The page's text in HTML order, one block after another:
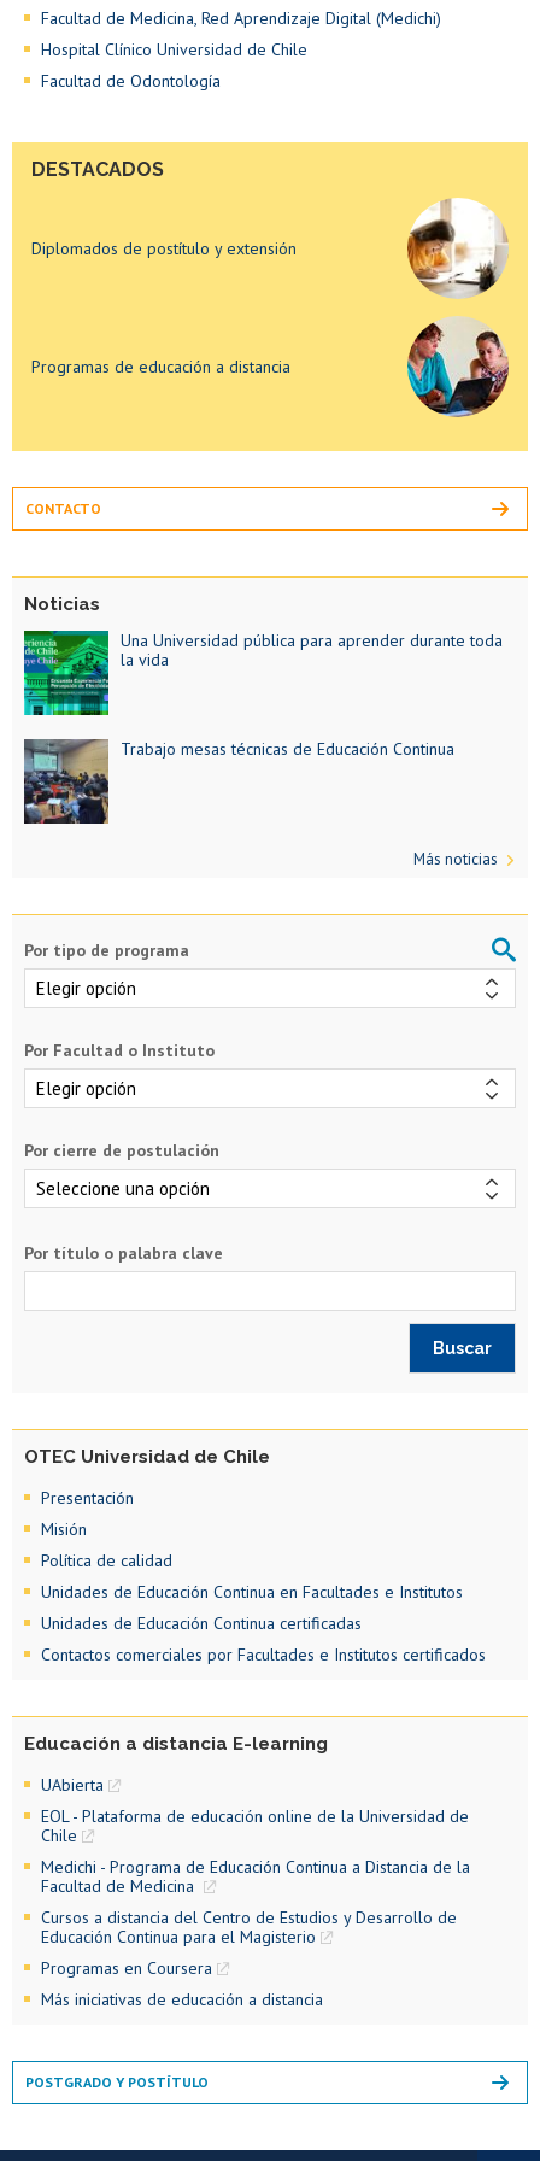
Facultad de Medicina, Red Aprendizaje Digital (Medichi)
Hospital Clínico Universidad de Chile
Facultad de Odontología
DESTACADOS
Diplomados de postítulo y extensión
Diplomados de postítulo y extensión
Programas de educación a distancia
Diplomados de postítulo y extensión
Programas de educación a distancia
CONTACTO
Noticias
Una Universidad pública para aprender durante toda
la vida
Trabajo mesas técnicas de Educación Continua
Más noticias
Por tipo de programa
Por Facultad o Instituto
Por cierre de postulación
Por título o palabra clave
OTEC Universidad de Chile
Presentación
Misión
Política de calidad
Unidades de Educación Continua en Facultades e Institutos
Unidades de Educación Continua certificadas
Contactos comerciales por Facultades e Institutos certificados
Educación a distancia E-learning
UAbierta
EOL - Plataforma de educación online de la Universidad de
Chile
Medichi - Programa de Educación Continua a Distancia de la
Facultad de Medicina
Cursos a distancia del Centro de Estudios y Desarrollo de
Educación Continua para el Magisterio
Programas en Coursera
Más iniciativas de educación a distancia
POSTGRADO Y POSTÍTULO